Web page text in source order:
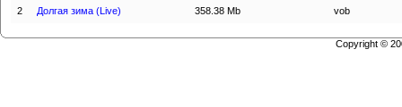
2 Долгая зима (Live) 358.38 Mb vob
Copyright ©